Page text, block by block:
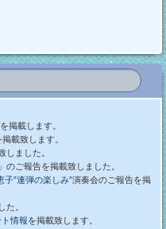
を掲載します。
載致します。
しました。
のご報告を掲載致しました。
”連弾の楽しみ”演奏会のご報告を掲
た。
情報を掲載致します。